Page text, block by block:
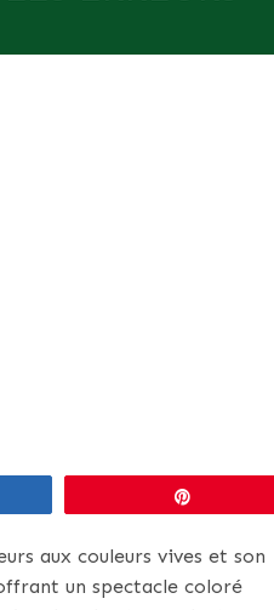
aux couleurs vives et son
un spectacle coloré